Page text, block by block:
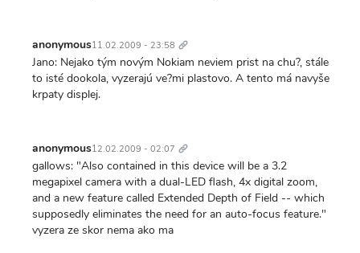
anonymous11.02.2009 - 23:58 odkaz
Jano: Nejako tým novým Nokiam neviem prist na chu?, stále
to isté dookola, vyzerajú ve?mi plastovo. A tento má navyše
krpaty displej.
anonymous12.02.2009 - 02:07 odkaz
gallows: "Also contained in this device will be a 3.2
megapixel camera with a dual-LED flash, 4x digital zoom,
and a new feature called Extended Depth of Field -- which
supposedly eliminates the need for an auto-focus feature."
vyzera ze skor nema ako ma